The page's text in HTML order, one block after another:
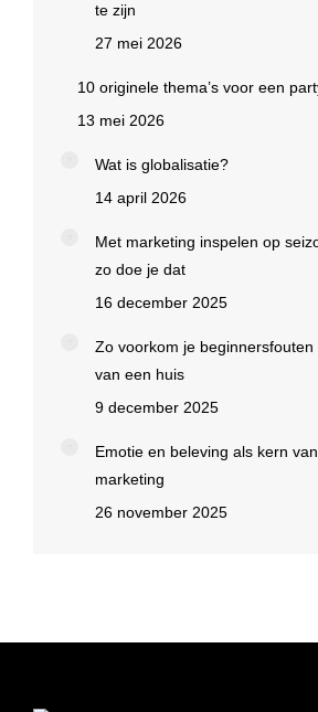
te zijn
27 mei 2026
10 originele thema’s voor een
13 mei 2026
Wat is globalisatie?
14 april 2026
Met marketing inspelen op
zo doe je dat
16 december 2025
Zo voorkom je beginnersfouten
van een huis
9 december 2025
Emotie en beleving als kern
marketing
26 november 2025